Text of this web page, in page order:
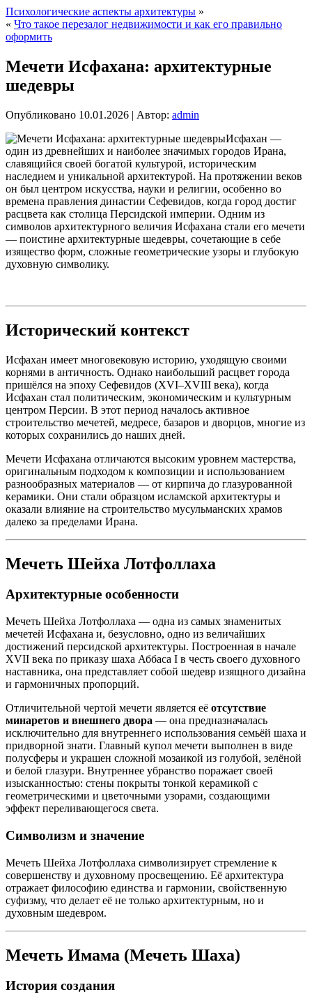
Психологические аспекты архитектуры »
« Что такое перезалог недвижимости и как его правильно
оформить
Мечети Исфахана: архитектурные
шедевры
Опубликовано 10.01.2026 | Автор: admin
Исфахан —
один из древнейших и наиболее значимых городов Ирана,
славящийся своей богатой культурой, историческим
наследием и уникальной архитектурой. На протяжении веков
он был центром искусства, науки и религии, особенно во
времена правления династии Сефевидов, когда город достиг
расцвета как столица Персидской империи. Одним из
символов архитектурного величия Исфахана стали его мечети
— поистине архитектурные шедевры, сочетающие в себе
изящество форм, сложные геометрические узоры и глубокую
духовную символику.
Исторический контекст
Исфахан имеет многовековую историю, уходящую своими
корнями в античность. Однако наибольший расцвет города
пришёлся на эпоху Сефевидов (XVI–XVIII века), когда
Исфахан стал политическим, экономическим и культурным
центром Персии. В этот период началось активное
строительство мечетей, медресе, базаров и дворцов, многие из
которых сохранились до наших дней.
Мечети Исфахана отличаются высоким уровнем мастерства,
оригинальным подходом к композиции и использованием
разнообразных материалов — от кирпича до глазурованной
керамики. Они стали образцом исламской архитектуры и
оказали влияние на строительство мусульманских храмов
далеко за пределами Ирана.
Мечеть Шейха Лотфоллаха
Архитектурные особенности
Мечеть Шейха Лотфоллаха — одна из самых знаменитых
мечетей Исфахана и, безусловно, одно из величайших
достижений персидской архитектуры. Построенная в начале
XVII века по приказу шаха Аббаса I в честь своего духовного
наставника, она представляет собой шедевр изящного дизайна
и гармоничных пропорций.
Отличительной чертой мечети является её отсутствие
минаретов и внешнего двора — она предназначалась
исключительно для внутреннего использования семьёй шаха и
придворной знати. Главный купол мечети выполнен в виде
полусферы и украшен сложной мозаикой из голубой, зелёной
и белой глазури. Внутреннее убранство поражает своей
изысканностью: стены покрыты тонкой керамикой с
геометрическими и цветочными узорами, создающими
эффект переливающегося света.
Символизм и значение
Мечеть Шейха Лотфоллаха символизирует стремление к
совершенству и духовному просвещению. Её архитектура
отражает философию единства и гармонии, свойственную
суфизму, что делает её не только архитектурным, но и
духовным шедевром.
Мечеть Имама (Мечеть Шаха)
История создания